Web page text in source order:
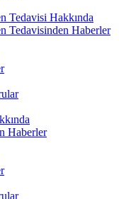
Tedavisi Hakkında
Tedavisinden Haberler
Haberler